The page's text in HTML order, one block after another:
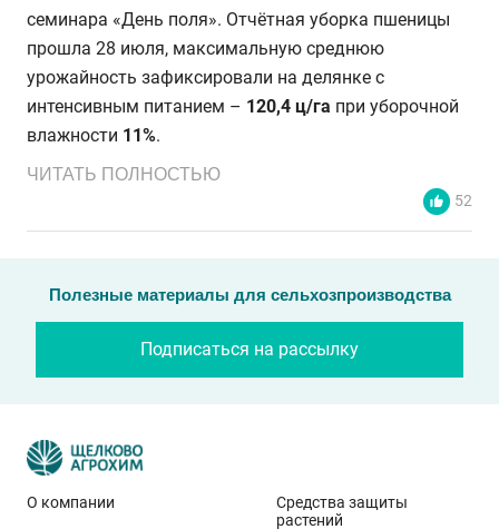
семинара «День поля». Отчётная уборка пшеницы
прошла 28 июля, максимальную среднюю
урожайность зафиксировали на делянке с
интенсивным питанием – 120,4 ц/га при уборочной
влажности 11%.
ЧИТАТЬ ПОЛНОСТЬЮ
52
Полезные материалы для сельхозпроизводства
Подписаться на рассылку
О компании
Средства защиты
растений